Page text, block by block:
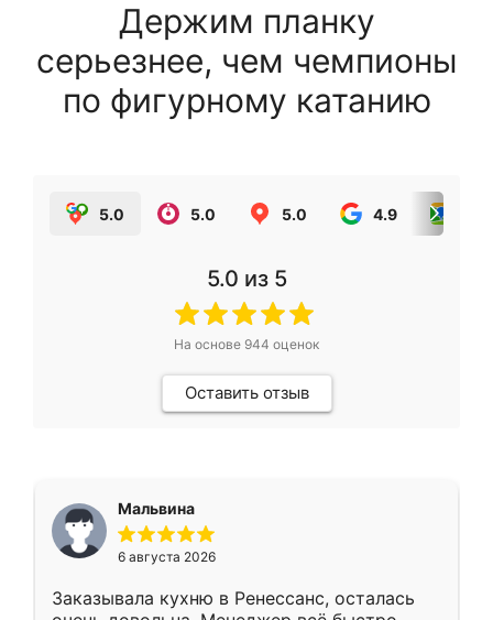
Держим планку
серьезнее, чем чемпионы
по фигурному катанию
5.0 5.0 5.0 4.9
5.0 из 5
На основе 944 оценок
Оставить отзыв
Мальвина
6 августа 2026
Заказывала кухню в Ренессанс, осталась